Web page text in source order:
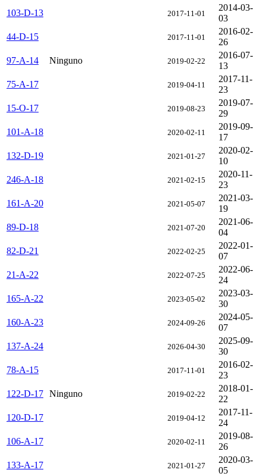
103-D-13
2017-11-01
2014-03-
03
44-D-15
2017-11-01
2016-02-
26
97-A-14
Ninguno 2019-02-22
2016-07-
13
75-A-17
2019-04-11
2017-11-
23
15-O-17
2019-08-23
2019-07-
29
101-A-18
2020-02-11
2019-09-
17
132-D-19
2021-01-27
2020-02-
10
246-A-18
2021-02-15
2020-11-
23
161-A-20
2021-05-07
2021-03-
19
89-D-18
2021-07-20
2021-06-
04
82-D-21
2022-02-25
2022-01-
07
21-A-22
2022-07-25
2022-06-
24
165-A-22
2023-05-02
2023-03-
30
160-A-23
2024-09-26
2024-05-
07
137-A-24
2026-04-30
2025-09-
30
78-A-15
2017-11-01
2016-02-
23
122-D-17 Ninguno 2019-02-22
2018-01-
22
120-D-17
2019-04-12
2017-11-
24
106-A-17
2020-02-11
2019-08-
26
133-A-17
2021-01-27
2020-03-
05